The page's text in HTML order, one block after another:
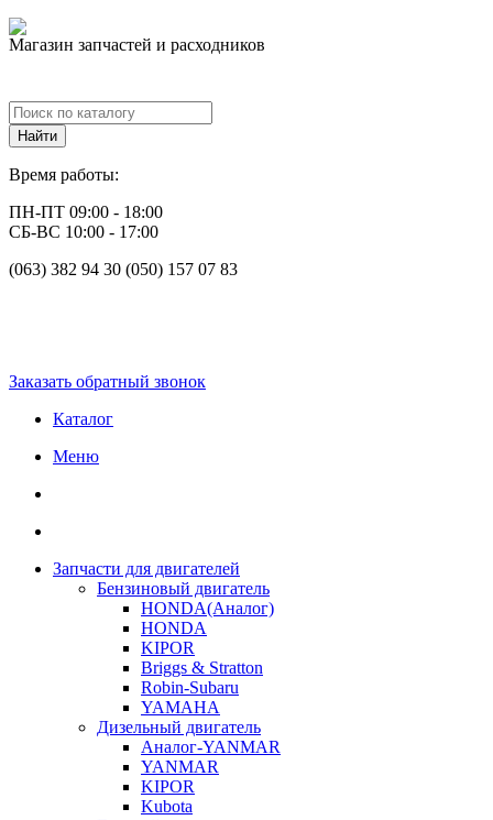
Магазин запчастей и расходников
Время работы:
ПН-ПТ 09:00 - 18:00
СБ-ВС 10:00 - 17:00
(063) 382 94 30 (050) 157 07 83
Заказать обратный звонок
Каталог
Меню
Запчасти для двигателей
Бензиновый двигатель
HONDA(Aналог)
HONDA
KIPOR
Briggs & Stratton
Robin-Subaru
YAMAHA
Дизельный двигатель
Аналог-YANMAR
YANMAR
KIPOR
Kubota